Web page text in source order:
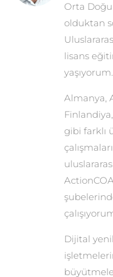
Orta
olduktan
lisans
yaşıyorum.
Almanya,
gibi farklı
Dijital